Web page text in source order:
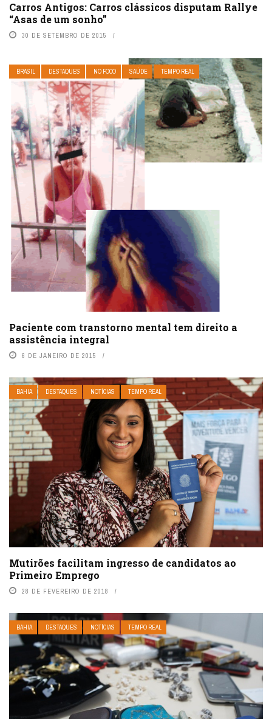
Carros Antigos: Carros clássicos disputam Rallye
“Asas de um sonho”
30 DE SETEMBRO DE 2015
BRASIL DESTAQUES NO FOCO SAÚDE TEMPO REAL
Paciente com transtorno mental tem direito a
assistência integral
6 DE JANEIRO DE 2015
BAHIA DESTAQUES NOTÍCIAS TEMPO REAL
Mutirões facilitam ingresso de candidatos ao
Primeiro Emprego
28 DE FEVEREIRO DE 2018
BAHIA DESTAQUES NOTÍCIAS TEMPO REAL